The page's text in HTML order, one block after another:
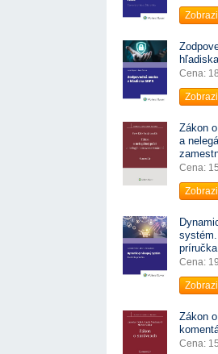
Cena:
Zákon
a
Cena:
príručka
Cena:
Zákon
Cena: